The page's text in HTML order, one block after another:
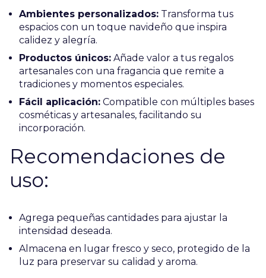
Ambientes personalizados: Transforma tus
espacios con un toque navideño que inspira
calidez y alegría.
Productos únicos: Añade valor a tus regalos
artesanales con una fragancia que remite a
tradiciones y momentos especiales.
Fácil aplicación: Compatible con múltiples bases
cosméticas y artesanales, facilitando su
incorporación.
Recomendaciones de
uso:
Agrega pequeñas cantidades para ajustar la
intensidad deseada.
Almacena en lugar fresco y seco, protegido de la
luz para preservar su calidad y aroma.